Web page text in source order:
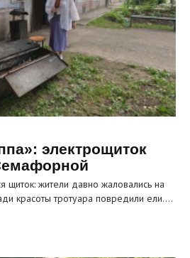
электрощиток
жители давно жаловались на
красоты тротуара повредили ели.…